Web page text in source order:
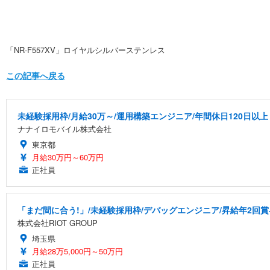
「NR-F557XV」ロイヤルシルバーステンレス
この記事へ戻る
未経験採用枠/月給30万～/運用構築エンジニア/年間休日120日以上
ナナイロモバイル株式会社
東京都
月給30万円～60万円
正社員
「まだ間に合う!」/未経験採用枠/デバッグエンジニア/昇給年2回
株式会社RIOT GROUP
埼玉県
月給28万5,000円～50万円
正社員